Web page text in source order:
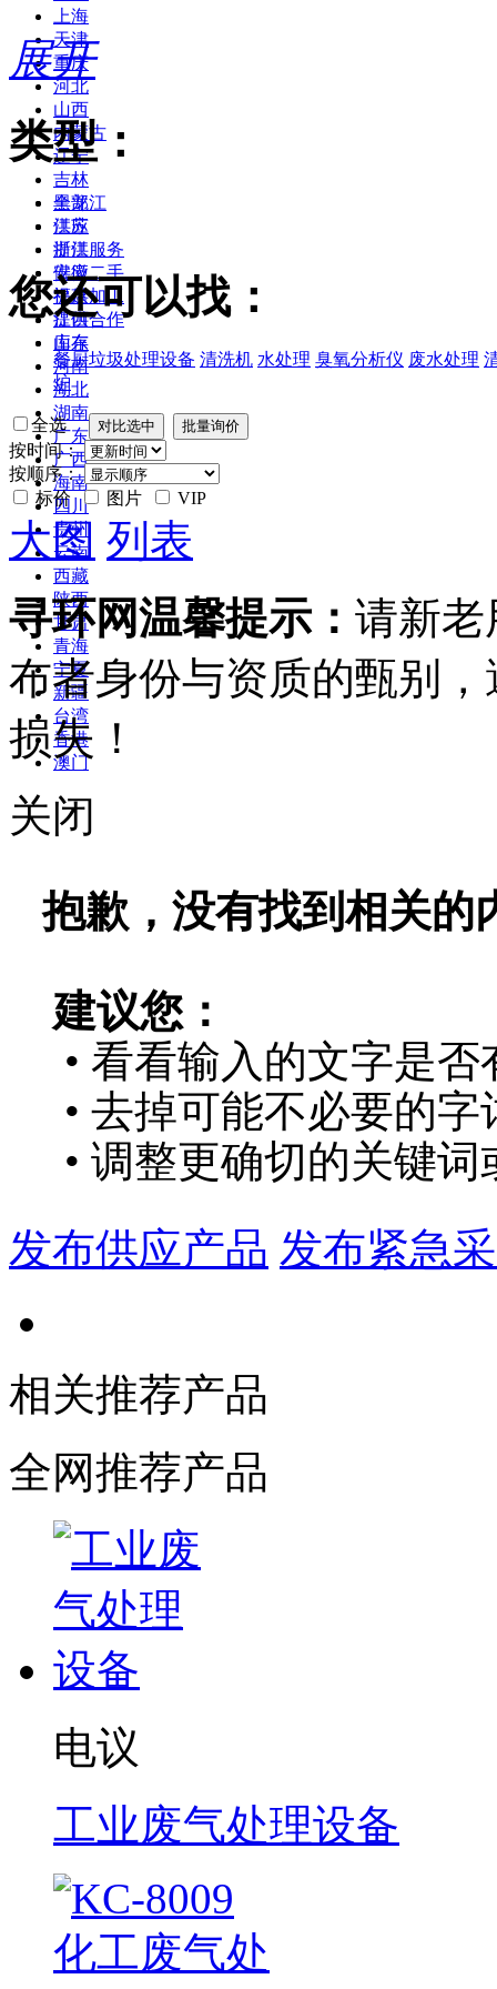
上海
天津
重庆
河北
山西
内蒙古
辽宁
吉林
黑龙江
江苏
浙江
安徽
福建
江西
山东
河南
湖北
湖南
广东
广西
海南
四川
贵州
云南
西藏
陕西
甘肃
青海
宁夏
新疆
台湾
香港
澳门
展开
类型：
全部
供应
提供服务
供应二手
提供加工
提供合作
库存
您还可以找：
餐厨垃圾处理设备 清洗机 水处理 臭氧分析仪 废水处理
炉
全选
按时间：
按顺序：
标价
图片 VIP
大图 列表
寻环网温馨提示： 请新老
布者身份与资质的甄别
损失！
关闭
抱歉，没有找到相关的
建议您：
• 看看输入的文字是否
• 去掉可能不必要的字
• 调整更确切的关键
发布供应产品 发布紧急
相关推荐产品
全网推荐产品
电议
工业废气处理设备